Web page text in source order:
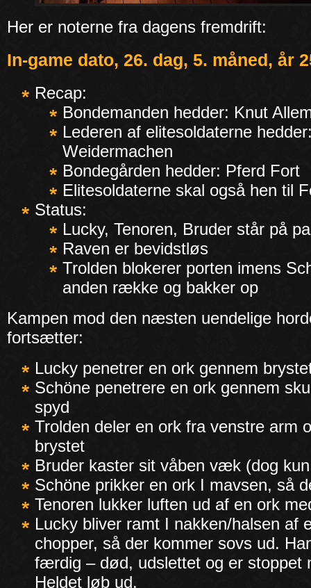
Her er noterne fra dagens fremdrift:
In-game dato, 26. dag, 5. måned, år
Recap:
Bondemanden hedder: Knut
Lederen af elitesoldaterne
Weidermachen
Bondegården hedder: Pferd Fort
Elitesoldaterne skal også hen til
Status:
Lucky, Tenoren, Bruder står på
Raven er bevidstløs
Trolden blokerer porten imens
anden række og bakker op
Kampen mod den næsten uendelige
fortsætter:
Lucky penetrer en ork gennem
Schöne penetrere en ork gennem
spyd
Trolden deler en ork fra venstre arm
brystet
Bruder kaster sit våben væk (dog
Schöne prikker en ork I mavsen, så
Tenoren lukker luften ud af en ork
Lucky bliver ramt I nakken/halsen af
chopper, så der kommer sovs ud.
færdig – død, udslettet og er stoppet
Heldet løb ud.